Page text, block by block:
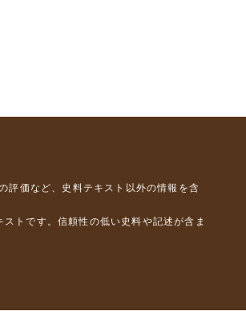
評価など、史料テキスト以外の情報を含
トです。信頼性の低い史料や記述が含ま